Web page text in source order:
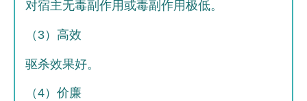
对宿主无毒副作用或毒副作用极低。
（3）高效
驱杀效果好。
（4）价廉